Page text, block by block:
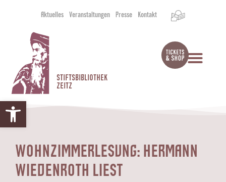
Werkzeugleiste öffnen
Aktuelles Veranstaltungen Presse Kontakt
STIFTSBIBLIOTHEK
ZEITZ
WOHNZIMMERLESUNG: HERMANN
WIEDENROTH LIEST